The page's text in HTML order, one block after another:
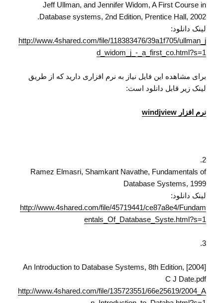
Jeff Ullman, and Jennifer Widom, A First Course in
Database systems, 2nd Edition, Prentice Hall, 2002.
لینک دانلود:
http://www.4shared.com/file/118383476/39a1f705/ullman_j
d_widom_j_-_a_first_co.html?s=1
برای مشاهده این فایل نیاز به نرم افزاری دارید که از طریق
لینک زیر قابل دانلود است:
نرم افزار windjview
2.
Ramez Elmasri, Shamkant Navathe, Fundamentals of
Database Systems, 1999
لینک دانلود:
http://www.4shared.com/file/45719441/ce87a8e4/Fundam
entals_Of_Database_Syste.html?s=1
3.
[2004] An Introduction to Database Systems, 8th Edition,
C J Date.pdf
http://www.4shared.com/file/135723551/66e25619/2004_A